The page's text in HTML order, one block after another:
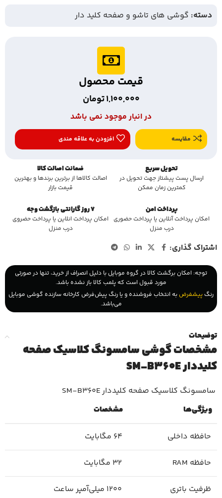
دسته: گوشی های تاشو و صفحه کلید دار
قیمت محصول
1,100,000تومان
در انبار موجود نمی باشد
مقایسه افزودن به علاقه مندی
تحویل سریع
ارسال پست پیشتاز جهت تحویل در
کمترین زمان ممکن
ضمانت اصالت کالا
اصالت کالاها از برترین برندها و بهترین
قیمت بازار
پرداخت امن
امکان پرداخت آنلاین یا پرداخت حضوری
درب منزل
7 روز گارانتی بازگشت وجه
امکان پرداخت انلاین یا پرداخت حضروی
درب منزل
اشتراک گذاری:
توجه: امکان برگشت کالا در گروه موبایل با دلیل انصراف از خرید، تنها در صورتی
مورد قبول است که پلمب کالا باز نشده باشد.
رنگ پیشفرض به انتخاب فروشنده و یا رنگ پیش‌فرض کارخانه سازنده گوشی موبایل
می‌باشد.
توضیحات
مشخصات گوشی سامسونگ کلاسیک صفحه
کلیددار SM-B360E
سامسونگ کلاسیک صفحه کلیددار SM-B360E
ویژگی‌ها
مشخصات
حافظه داخلی 64 مگابایت
حافظه RAM 32 مگابایت
ظرفیت باتری 1200 میلی‌آمپر ساعت